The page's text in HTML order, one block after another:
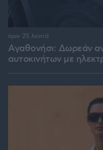
Αγαθονήσι: Δωρεάν
αυτοκινήτων με
πριν 25 λεπτά